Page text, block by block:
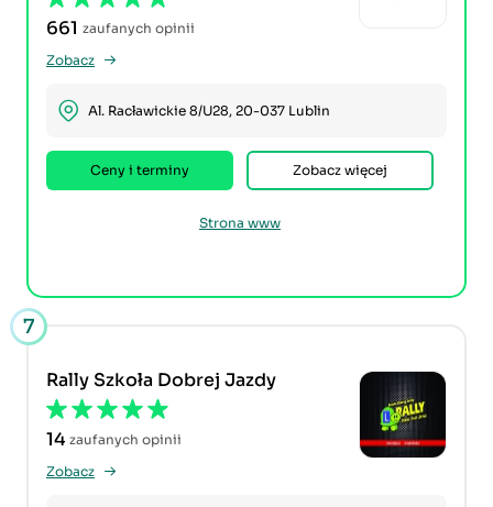
661 zaufanych opinii
Zobacz
Al. Racławickie 8/U28, 20-037 Lublin
Ceny i terminy Zobacz więcej
Strona www
7
Rally Szkoła Dobrej Jazdy
14 zaufanych opinii
Zobacz